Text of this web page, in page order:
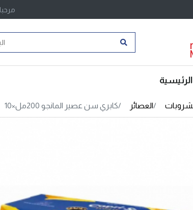
الرئيسية
العصائر كابري سن عصير المانجو 200مل×10